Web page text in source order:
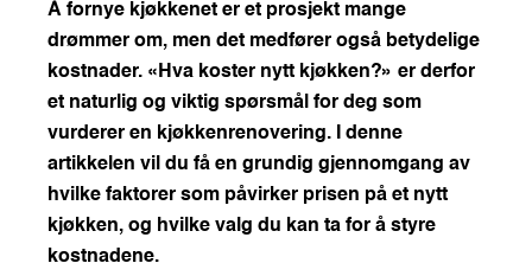
Å fornye kjøkkenet er et prosjekt mange
drømmer om, men det medfører også betydelige
kostnader. «Hva koster nytt kjøkken?» er derfor
et naturlig og viktig spørsmål for deg som
vurderer en kjøkkenrenovering. I denne
artikkelen vil du få en grundig gjennomgang av
hvilke faktorer som påvirker prisen på et nytt
kjøkken, og hvilke valg du kan ta for å styre
kostnadene.